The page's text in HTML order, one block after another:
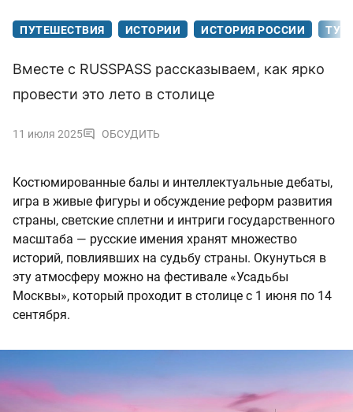
ПУТЕШЕСТВИЯ ИСТОРИИ ИСТОРИЯ РОССИИ
Вместе с RUSSPASS рассказываем, как ярко
провести это лето в столице
11 июля 2025 ОБСУДИТЬ
Костюмированные балы и интеллектуальные дебаты,
игра в живые фигуры и обсуждение реформ развития
страны, светские сплетни и интриги государственного
масштаба — русские имения хранят множество
историй, повлиявших на судьбу страны. Окунуться в
эту атмосферу можно на фестивале «Усадьбы
Москвы», который проходит в столице с 1 июня по 14
сентября.